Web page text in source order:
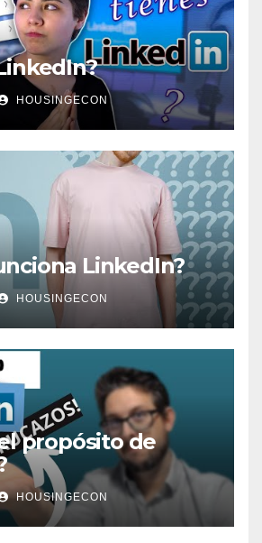
HOUSINGECON
LinkedIn?
HOUSINGECON
propósito de
HOUSINGECON